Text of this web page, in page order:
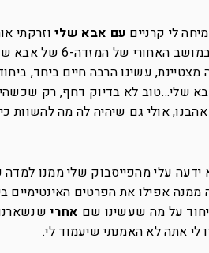
לי קרניים עם אבא שליוזרקתי
נטע, אני מוכרח להודות, אני
מצטיינת, עשינו הרבה חיים ביחד,
שלי…טוב לא בדיוק דחף, רק
אולי גם שיהיה לה מה להשוות
עלי מהפייסבוק שלי ממנו למדה
אפילו את הפרטים האינטימיים
על מה שעשינו שם אחרי
לי אתה לא האמנתי שיעמוד לי.